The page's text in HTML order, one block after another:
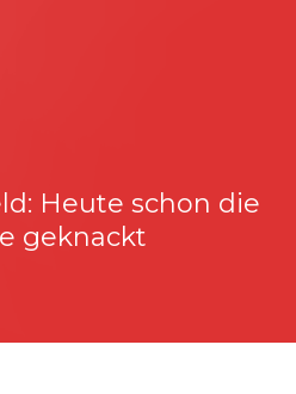
Heute schon die
geknackt